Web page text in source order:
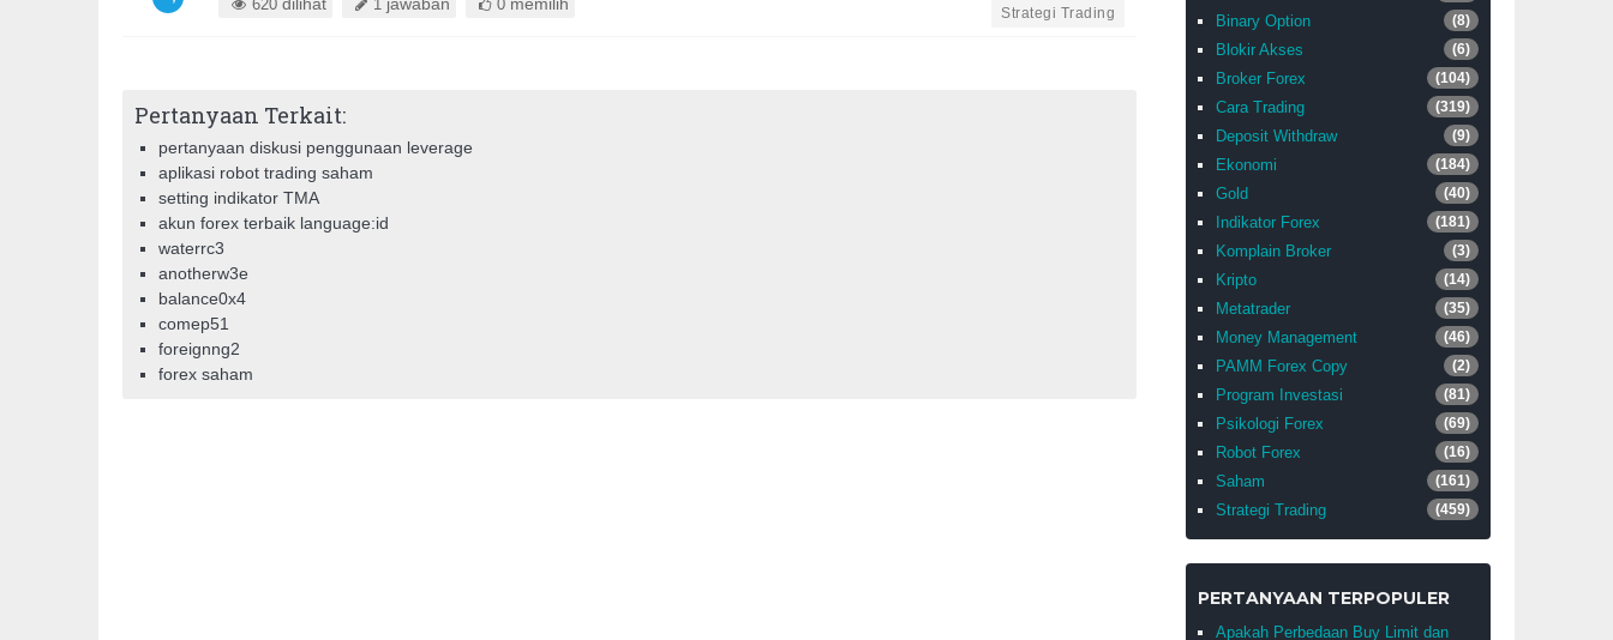
Strategi Trading
620 1 0
Pertanyaan Terkait:
pertanyaan diskusi penggunaan leverage
aplikasi robot trading saham
setting indikator TMA
akun forex terbaik language:id
waterrc3
anotherw3e
balance0x4
comep51
foreignng2
forex saham
Binary Option (8)
Blokir Akses (6)
Broker Forex (104)
Cara Trading (319)
Deposit Withdraw (9)
Ekonomi (184)
Gold (40)
Indikator Forex (181)
Komplain Broker (3)
Kripto (14)
Metatrader (35)
Money Management (46)
PAMM Forex Copy (2)
Program Investasi (81)
Psikologi Forex (69)
Robot Forex (16)
Saham (161)
Strategi Trading (459)
PERTANYAAN TERPOPULER
Apakah Perbedaan Buy Limit dan